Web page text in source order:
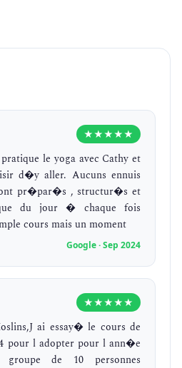
★★★★★
le yoga avec Cathy et
d�y aller. Aucuns ennuis
pr�par�s , structur�s et
du jour � chaque fois
cours mais un moment
Google · Sep 2024
★★★★★
ai essay� le cours de
pour l adopter pour l ann�e
groupe de 10 personnes